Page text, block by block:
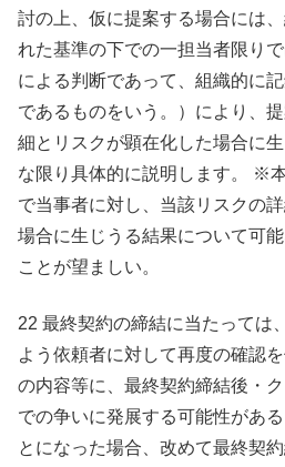
討の上、仮に提案する場合には
れた基準の下での一担当者限り
による判断であって、組織的に
であるものをいう。）により、
細とリスクが顕在化した場合に
な限り具体的に説明します。 ※
で当事者に対し、当該リスクの
場合に生じうる結果について可
ことが望ましい。
22 最終契約の締結に当たっては
よう依頼者に対して再度の確認
の内容等に、最終契約締結後・
での争いに発展する可能性があ
とになった場合、改めて最終契